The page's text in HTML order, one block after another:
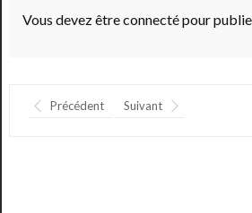
Vous devezêtre connectépour
Précédent Suivant